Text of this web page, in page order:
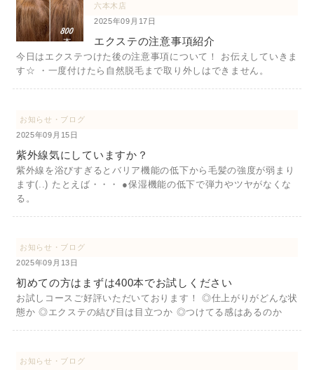
六本木店
2025年09月17日
エクステの注意事項紹介
今日はエクステつけた後の注意事項について！ お伝えしていきま
す☆ ・一度付けたら自然脱毛まで取り外しはできません。
お知らせ・ブログ
2025年09月15日
紫外線気にしていますか？
紫外線を浴びすぎるとバリア機能の低下から毛髪の強度が弱まり
ます(..) たとえば・・・ ●保湿機能の低下で弾力やツヤがなくな
る。
お知らせ・ブログ
2025年09月13日
初めての方はまずは400本でお試しください
お試しコースご好評いただいております！ ◎仕上がりがどんな状
態か ◎エクステの結び目は目立つか ◎つけてる感はあるのか
お知らせ・ブログ